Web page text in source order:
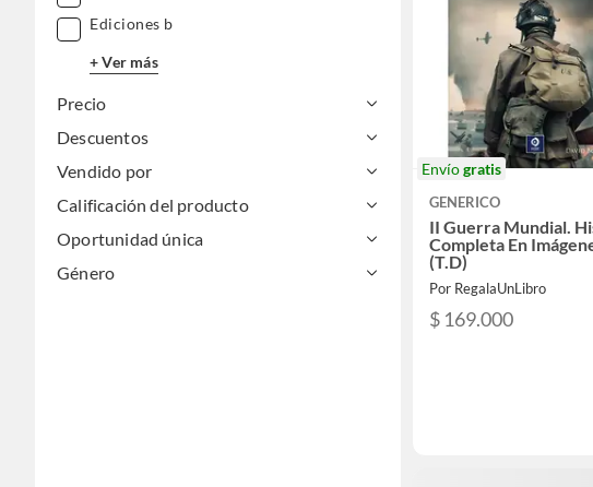
Ediciones b
+ Ver más
Precio
Descuentos
Vendido por
Calificación del producto
Oportunidad única
Género
Envíogratis
GENERICO
II Guerra Mundial.
Completa En
(T.D)
Por RegalaUnLibro
$ 169.000